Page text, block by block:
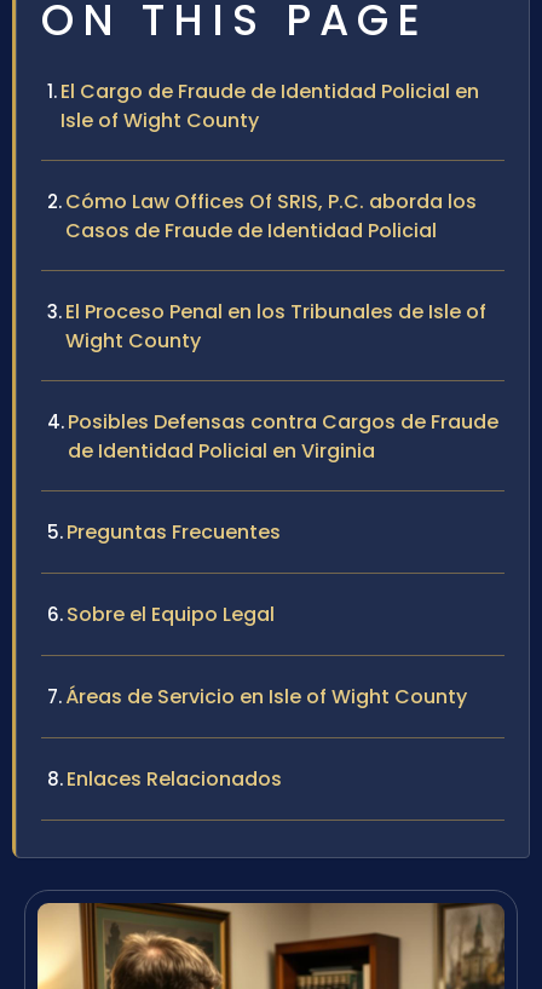
ON THIS PAGE
El Cargo de Fraude de Identidad Policial en
Isle of Wight County
Cómo Law Offices Of SRIS, P.C. aborda los
Casos de Fraude de Identidad Policial
El Proceso Penal en los Tribunales de Isle of
Wight County
Posibles Defensas contra Cargos de Fraude
de Identidad Policial en Virginia
Preguntas Frecuentes
Sobre el Equipo Legal
Áreas de Servicio en Isle of Wight County
Enlaces Relacionados